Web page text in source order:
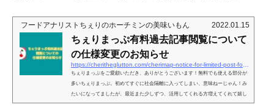
フードアナリストちぇりのホーチミンの美味いもん 2022.01.15
ちぇりまっぷ有料過去記事閲覧について
の仕様変更のお知らせ
ちぇりまっぷをご愛顧いただき、ありがとうございます！無料でも使える部分が
多いちぇりまっぷ。初めてすぐに社会隔離に入ってしまい、意味ねーじゃん！み
たいになってましたが、最近また少しずつ、活用してくれる方増えてくれて嬉し
い限り！今自分がいる現在地の周りにはどんなお店がある？というのが地図上で